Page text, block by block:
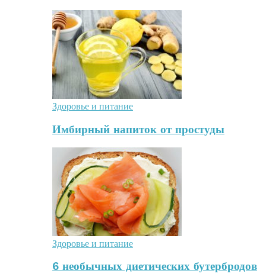
Здоровье и питание
Имбирный напиток от простуды
Здоровье и питание
6 необычных диетических бутербродов